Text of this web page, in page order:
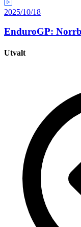
2025/10/18
EnduroGP:
Utvalt